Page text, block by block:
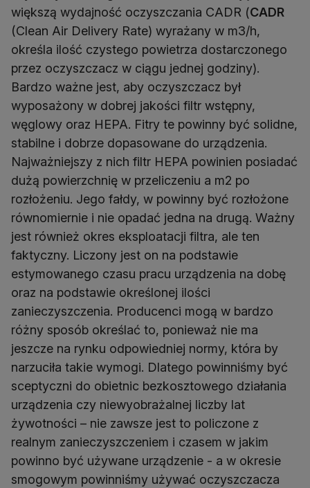
większą wydajność oczyszczania CADR (CADR
(Clean Air Delivery Rate) wyrażany w m3/h,
określa ilość czystego powietrza dostarczonego
przez oczyszczacz w ciągu jednej godziny).
Bardzo ważne jest, aby oczyszczacz był
wyposażony w dobrej jakości filtr wstępny,
węglowy oraz HEPA. Fitry te powinny być solidne,
stabilne i dobrze dopasowane do urządzenia.
Najważniejszy z nich filtr HEPA powinien posiadać
dużą powierzchnię w przeliczeniu a m2 po
rozłożeniu. Jego fałdy, w powinny być rozłożone
równomiernie i nie opadać jedna na drugą. Ważny
jest również okres eksploatacji filtra, ale ten
faktyczny. Liczony jest on na podstawie
estymowanego czasu pracu urządzenia na dobę
oraz na podstawie określonej ilości
zanieczyszczenia. Producenci mogą w bardzo
różny sposób określać to, ponieważ nie ma
jeszcze na rynku odpowiedniej normy, która by
narzuciła takie wymogi. Dlatego powinniśmy być
sceptyczni do obietnic bezkosztowego działania
urządzenia czy niewyobrażalnej liczby lat
żywotności – nie zawsze jest to policzone z
realnym zanieczyszczeniem i czasem w jakim
powinno być używane urządzenie - a w okresie
smogowym powinniśmy używać oczyszczacza